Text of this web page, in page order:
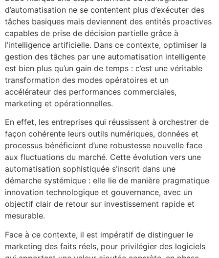
d’automatisation ne se contentent plus d’exécuter des
tâches basiques mais deviennent des entités proactives
capables de prise de décision partielle grâce à
l’intelligence artificielle. Dans ce contexte, optimiser la
gestion des tâches par une automatisation intelligente
est bien plus qu’un gain de temps : c’est une véritable
transformation des modes opératoires et un
accélérateur des performances commerciales,
marketing et opérationnelles.
En effet, les entreprises qui réussissent à orchestrer de
façon cohérente leurs outils numériques, données et
processus bénéficient d’une robustesse nouvelle face
aux fluctuations du marché. Cette évolution vers une
automatisation sophistiquée s’inscrit dans une
démarche systémique : elle lie de manière pragmatique
innovation technologique et gouvernance, avec un
objectif clair de retour sur investissement rapide et
mesurable.
Face à ce contexte, il est impératif de distinguer le
marketing des faits réels, pour privilégier des logiciels